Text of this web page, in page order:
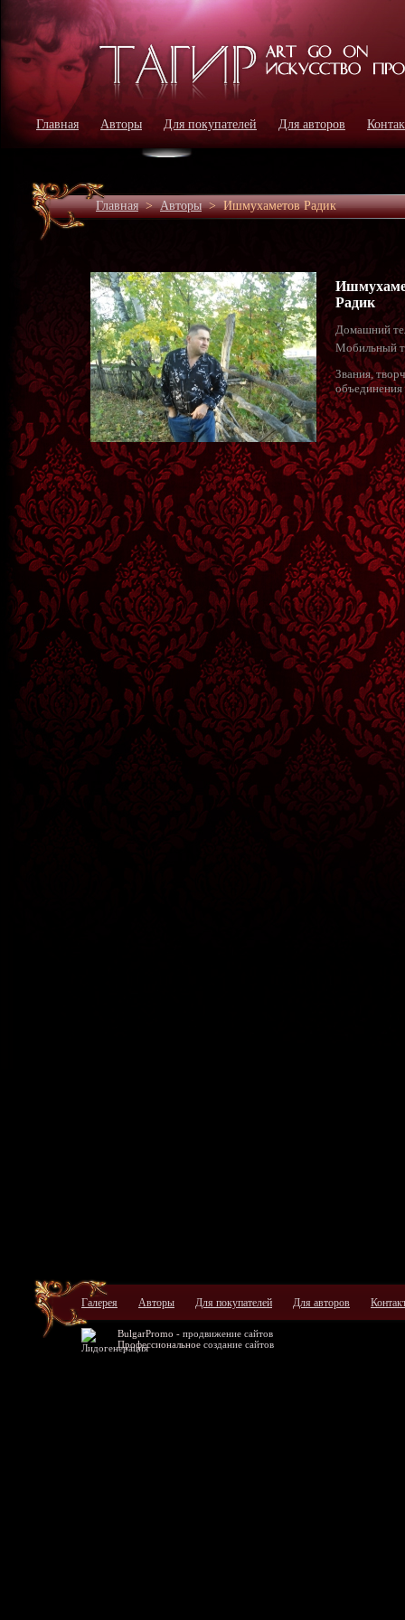
Главная Авторы Для покупателей Для авторов
Главная>Авторы>Ишмухаметов Радик
Радик
Домашний
Мобильный
Звания,
объединения
Галерея Авторы Для покупателей Для авторов
BulgarPromo - продвижение сайтов
Профессиональное создание сайтов